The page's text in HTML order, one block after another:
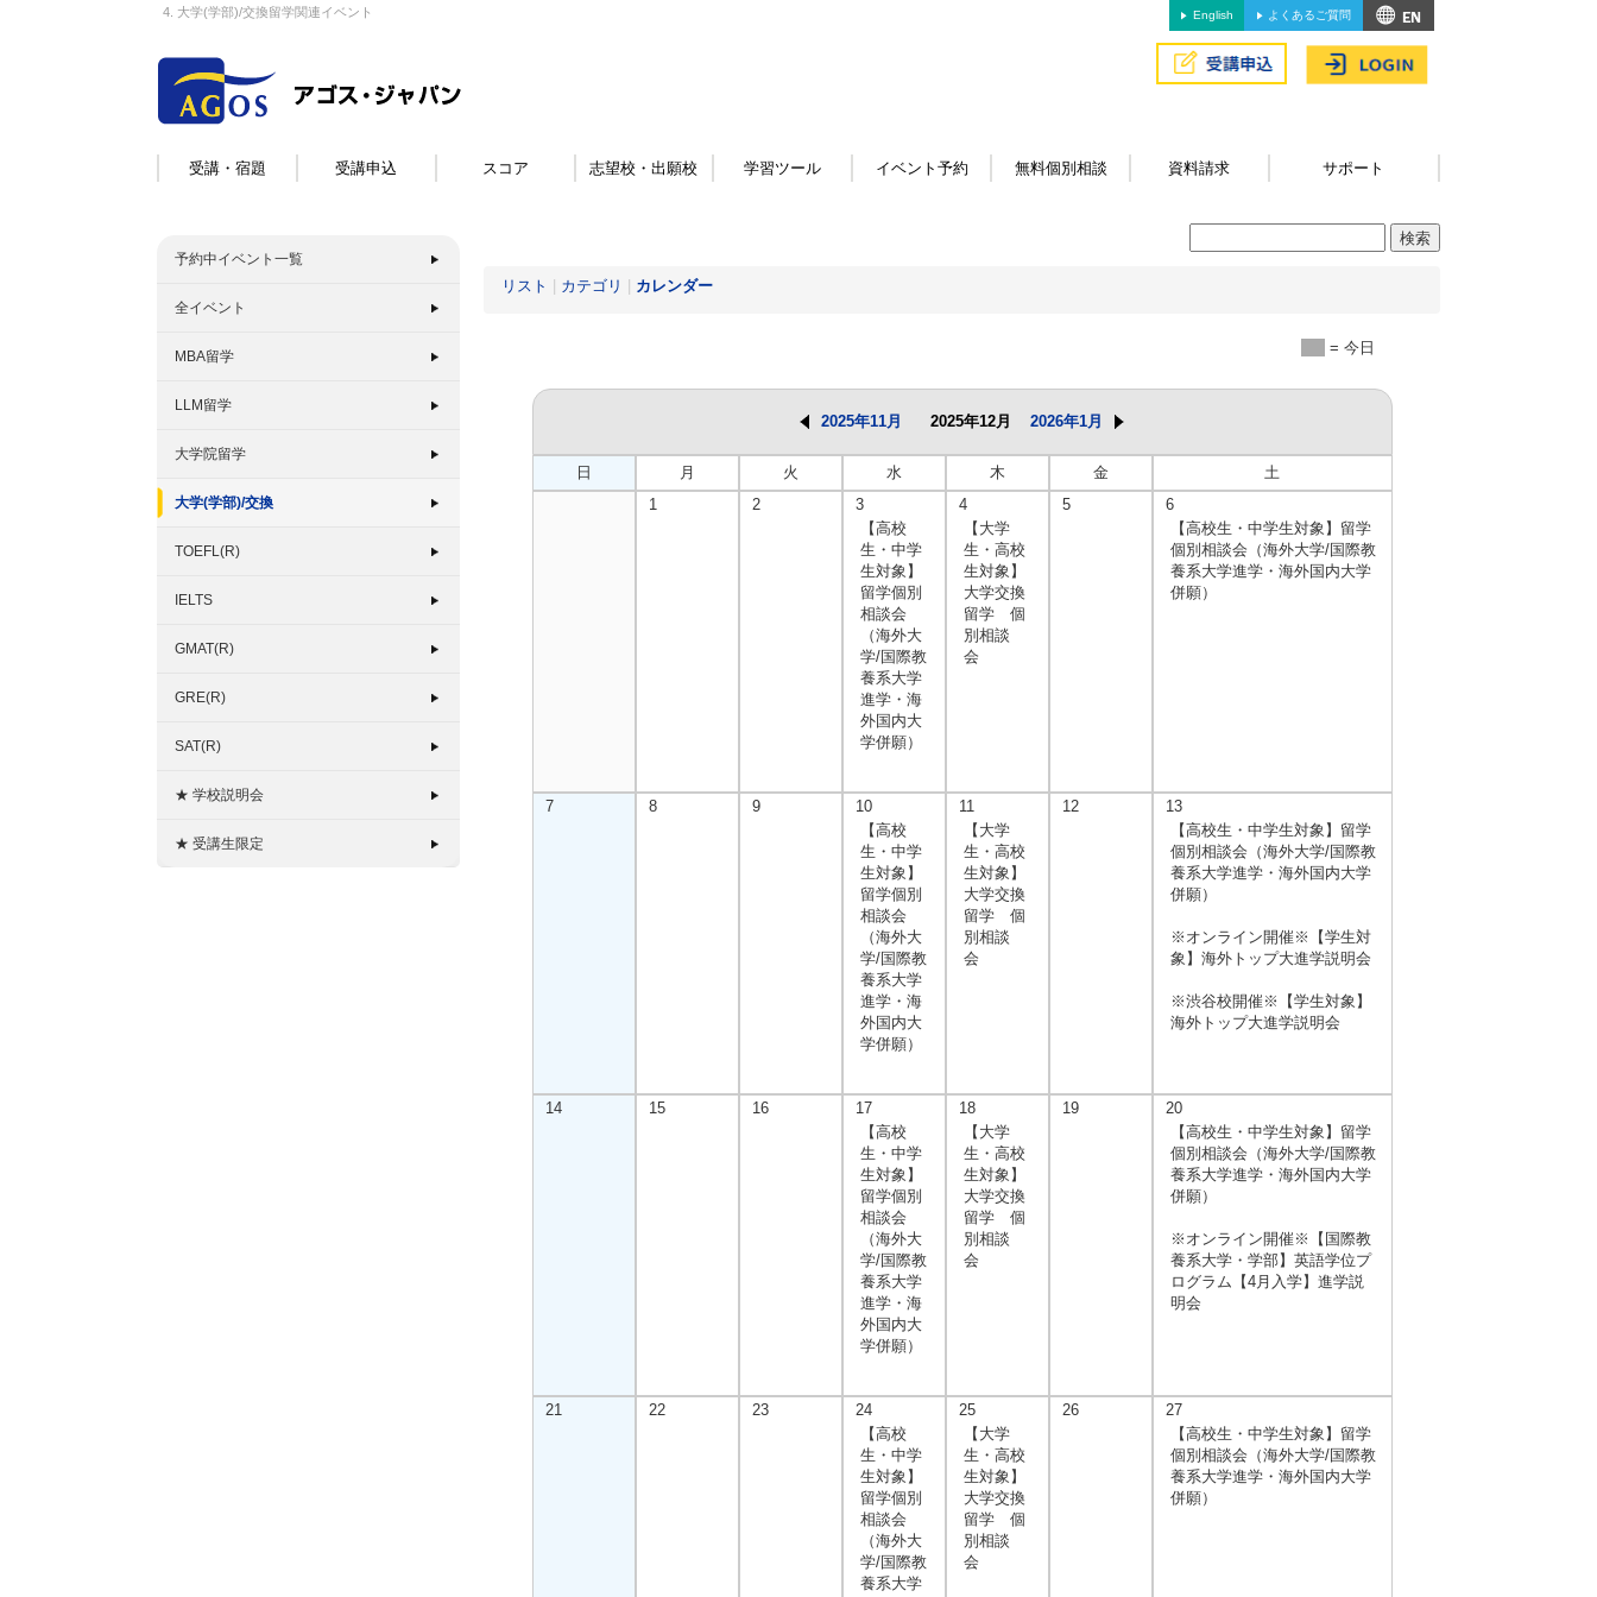
4. 大学(学部)/交換留学関連イベント English よくあるご質問
受講・宿題 受講申込 スコア 志望校・出願校 学習ツール イベント予約 無料個別相談 資料請求 サポート
予約中イベント一覧
全イベント
MBA留学
LLM留学
大学院留学
大学(学部)/交換
TOEFL(R)
IELTS
GMAT(R)
GRE(R)
SAT(R)
★ 学校説明会
★ 受講生限定
リスト カテゴリ カレンダー
= 今日
2025年11月 2025年12月 2026年1月
日 月 火 水 木 金
土
1
2
3
【高校
生・中学
生対象】
留学個別
相談会
（海外大
学/国際教
養系大学
進学・海
外国内大
学併願）
4
【大学
生・高校
生対象】
大学交換
留学 個
別相談
会
5
6
【高校生・中学生対象】留学
個別相談会（海外大学/国際教
養系大学進学・海外国内大学
併願）
7 8 9
10
【高校
生・中学
生対象】
留学個別
相談会
（海外大
学/国際教
養系大学
進学・海
外国内大
学併願）
11
【大学
生・高校
生対象】
大学交換
留学 個
別相談
会
12
13
【高校生・中学生対象】留学
個別相談会（海外大学/国際教
養系大学進学・海外国内大学
併願）
※オンライン開催※【学生対
象】海外トップ大進学説明会
※渋谷校開催※【学生対象】
海外トップ大進学説明会
14 15 16
17
【高校
生・中学
生対象】
留学個別
相談会
（海外大
学/国際教
養系大学
進学・海
外国内大
学併願）
18
【大学
生・高校
生対象】
大学交換
留学 個
別相談
会
19
20
【高校生・中学生対象】留学
個別相談会（海外大学/国際教
養系大学進学・海外国内大学
併願）
※オンライン開催※【国際教
養系大学・学部】英語学位プ
ログラム【4月入学】進学説
明会
21 22 23
24
【高校
生・中学
生対象】
留学個別
相談会
（海外大
学/国際教
養系大学
25
【大学
生・高校
生対象】
大学交換
留学 個
別相談
会
26
27
【高校生・中学生対象】留学
個別相談会（海外大学/国際教
養系大学進学・海外国内大学
併願）